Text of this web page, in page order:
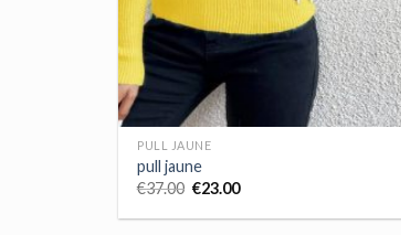
PULL JAUNE
pull jaune
€37.00 €23.00